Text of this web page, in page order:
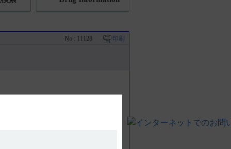
No : 11128 印刷
7日間反復経口投与（第7日のみ絶食）